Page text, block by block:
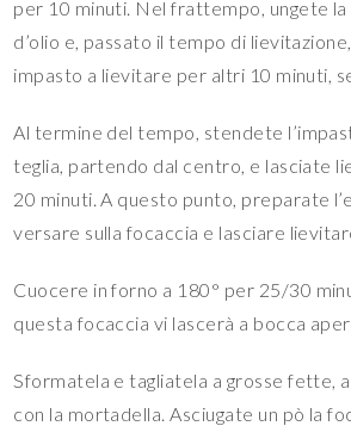
per 10 minuti. Nel frattempo, ungete la
d’olio e, passato il tempo di
impasto a lievitare per altri 10 minuti,
Al termine del tempo, stendete
teglia, partendo dal centro, e lasciate
20 minuti. A questo punto, preparate
versare sulla focaccia e lasciare
Cuocere in forno a 180° per 25/30
questa focaccia vi lascerà a bocca
Sformatela e tagliatela a grosse fette,
con la mortadella. Asciugate un pò la